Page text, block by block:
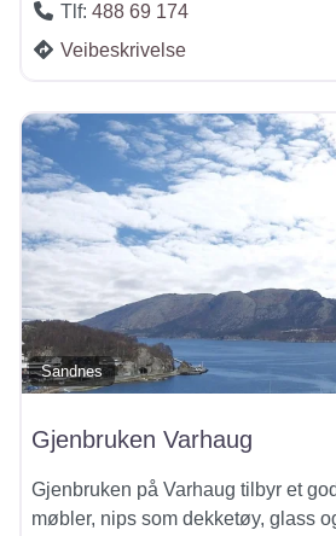
Tlf: 488 69 174
Veibeskrivelse
Sandnes
Gjenbruken Varhaug
Gjenbruken på Varhaug tilbyr et
møbler, nips som dekketøy, glass